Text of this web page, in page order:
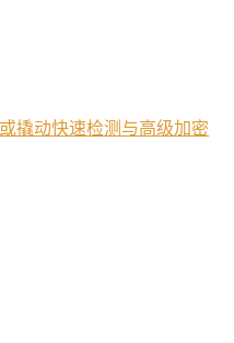
撬动快速检测与高级加密